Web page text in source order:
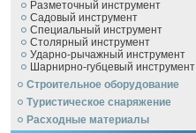
Разметочный инструмент
Садовый инструмент
Специальный инструмент
Столярный инструмент
Ударно-рычажный инструмент
Шарнирно-губцевый инструмент
Строительное оборудование
Туристическое снаряжение
Расходные материалы